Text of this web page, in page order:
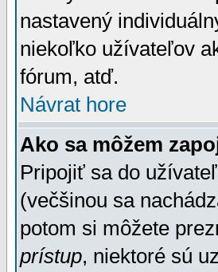
nastavený
niekoľko užívateľov
fórum, atď.
Návrat hore
Ako sa môžem
Pripojiť sa do
(večšinou sa
potom si môžete
prístup, niektoré sú